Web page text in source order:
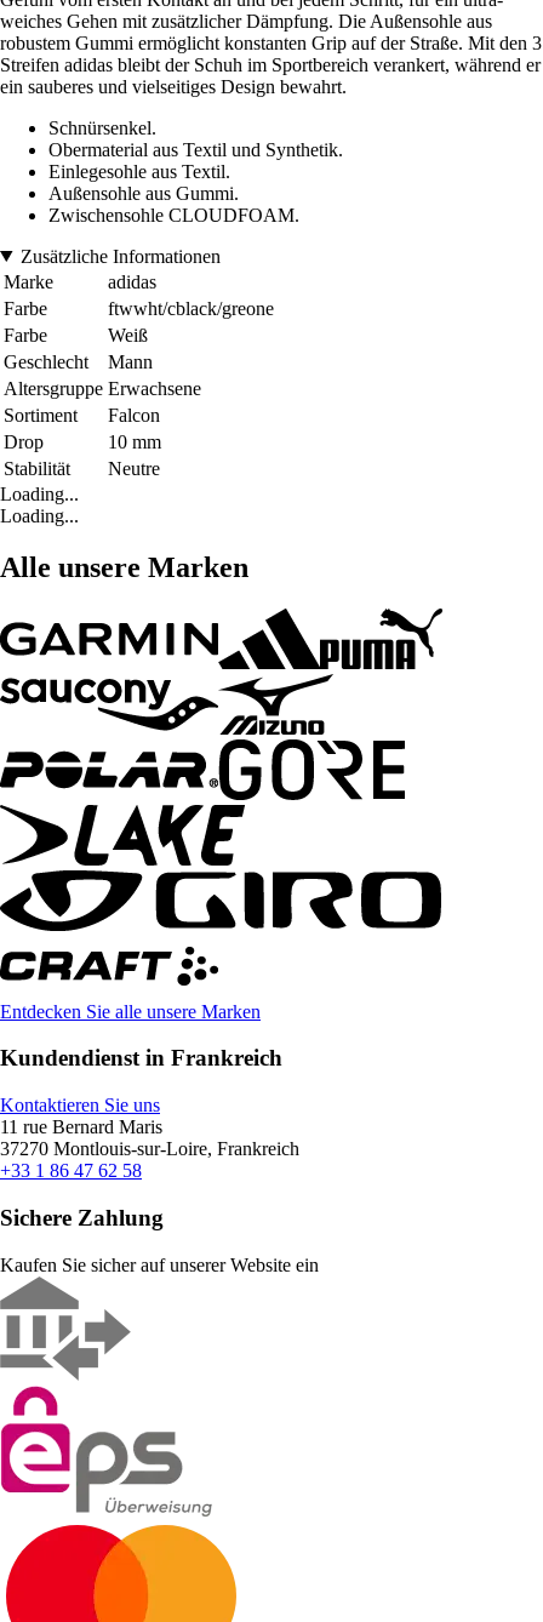
weiches Gehen mit zusätzlicher Dämpfung. Die Außensohle aus
robustem Gummi ermöglicht konstanten Grip auf der Straße. Mit den 3
Streifen adidas bleibt der Schuh im Sportbereich verankert, während er
ein sauberes und vielseitiges Design bewahrt.
Schnürsenkel.
Obermaterial aus Textil und Synthetik.
Einlegesohle aus Textil.
Außensohle aus Gummi.
Zwischensohle CLOUDFOAM.
Zusätzliche Informationen
Marke
adidas
Farbe
ftwwht/cblack/greone
Farbe
Weiß
Geschlecht
Mann
Altersgruppe Erwachsene
Sortiment
Falcon
Drop
10 mm
Stabilität
Neutre
Loading...
Loading...
Alle unsere Marken
Entdecken Sie alle unsere Marken
Kundendienst in Frankreich
Kontaktieren Sie uns
11 rue Bernard Maris
37270 Montlouis-sur-Loire, Frankreich
+33 1 86 47 62 58
Sichere Zahlung
Kaufen Sie sicher auf unserer Website ein